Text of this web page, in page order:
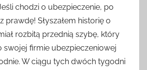
chodzi o ubezpieczenie, po
prawdę! Słyszałem historię o
rozbitą przednią szybę, który
swojej firmie ubezpieczeniowej
W ciągu tych dwóch tygodni